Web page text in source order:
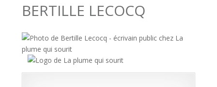
BERTILLE LECOCQ